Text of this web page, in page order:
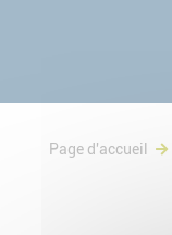
Page d'accueil